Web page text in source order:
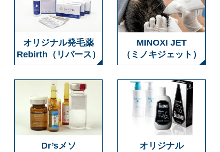
オリジナル発毛薬
Rebirth（リバース）
MINOXI JET
（ミノキジェット）
Dr’sメソ
オリジナル